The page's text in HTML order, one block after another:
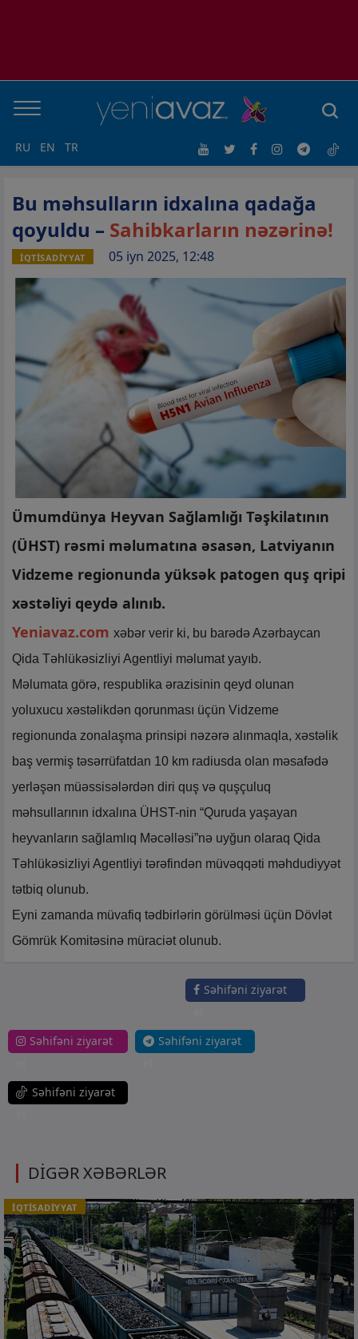
RU EN TR
Bu məhsulların idxalına qadağa
qoyuldu – Sahibkarların nəzərinə!
İQTİSADİYYAT 05 iyn 2025, 12:48
Ümumdünya Heyvan Sağlamlığı Təşkilatının
(ÜHST) rəsmi məlumatına əsasən, Latviyanın
Vidzeme regionunda yüksək patogen quş qripi
xəstəliyi qeydə alınıb.
Yeniavaz.com xəbər verir ki, bu barədə Azərbaycan
Qida Təhlükəsizliyi Agentliyi məlumat yayıb.
Məlumata görə, respublika ərazisinin qeyd olunan
yoluxucu xəstəlikdən qorunması üçün Vidzeme
regionunda zonalaşma prinsipi nəzərə alınmaqla, xəstəlik
baş vermiş təsərrüfatdan 10 km radiusda olan məsafədə
yerləşən müəssisələrdən diri quş və quşçuluq
məhsullarının idxalına ÜHST-nin “Quruda yaşayan
heyvanların sağlamlıq Məcəlləsi”nə uyğun olaraq Qida
Təhlükəsizliyi Agentliyi tərəfindən müvəqqəti məhdudiyyət
tətbiq olunub.
Eyni zamanda müvafiq tədbirlərin görülməsi üçün Dövlət
Gömrük Komitəsinə müraciət olunub.
Səhifəni ziyarət
Səhifəni ziyarət
Səhifəni ziyarət
Səhifəni ziyarət
DİGƏR XƏBƏRLƏR
İQTİSADİYYAT